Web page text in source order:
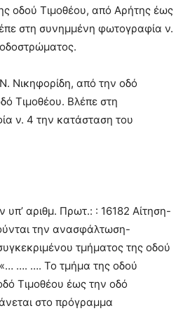
οδού Τιμοθέου, από Αρήτης έως
στη συνημμένη φωτογραφία ν.
Νικηφορίδη, από την οδό
Τιμοθέου. Βλέπε στη
ν. 4 την κατάσταση του
υπ’ αριθμ. Πρωτ.: : 16182 Αίτηση-
την ανασφάλτωση-
τμήματος της οδού
…. …. Το τμήμα της οδού
Τιμοθέου έως την οδό
στο πρόγραμμα